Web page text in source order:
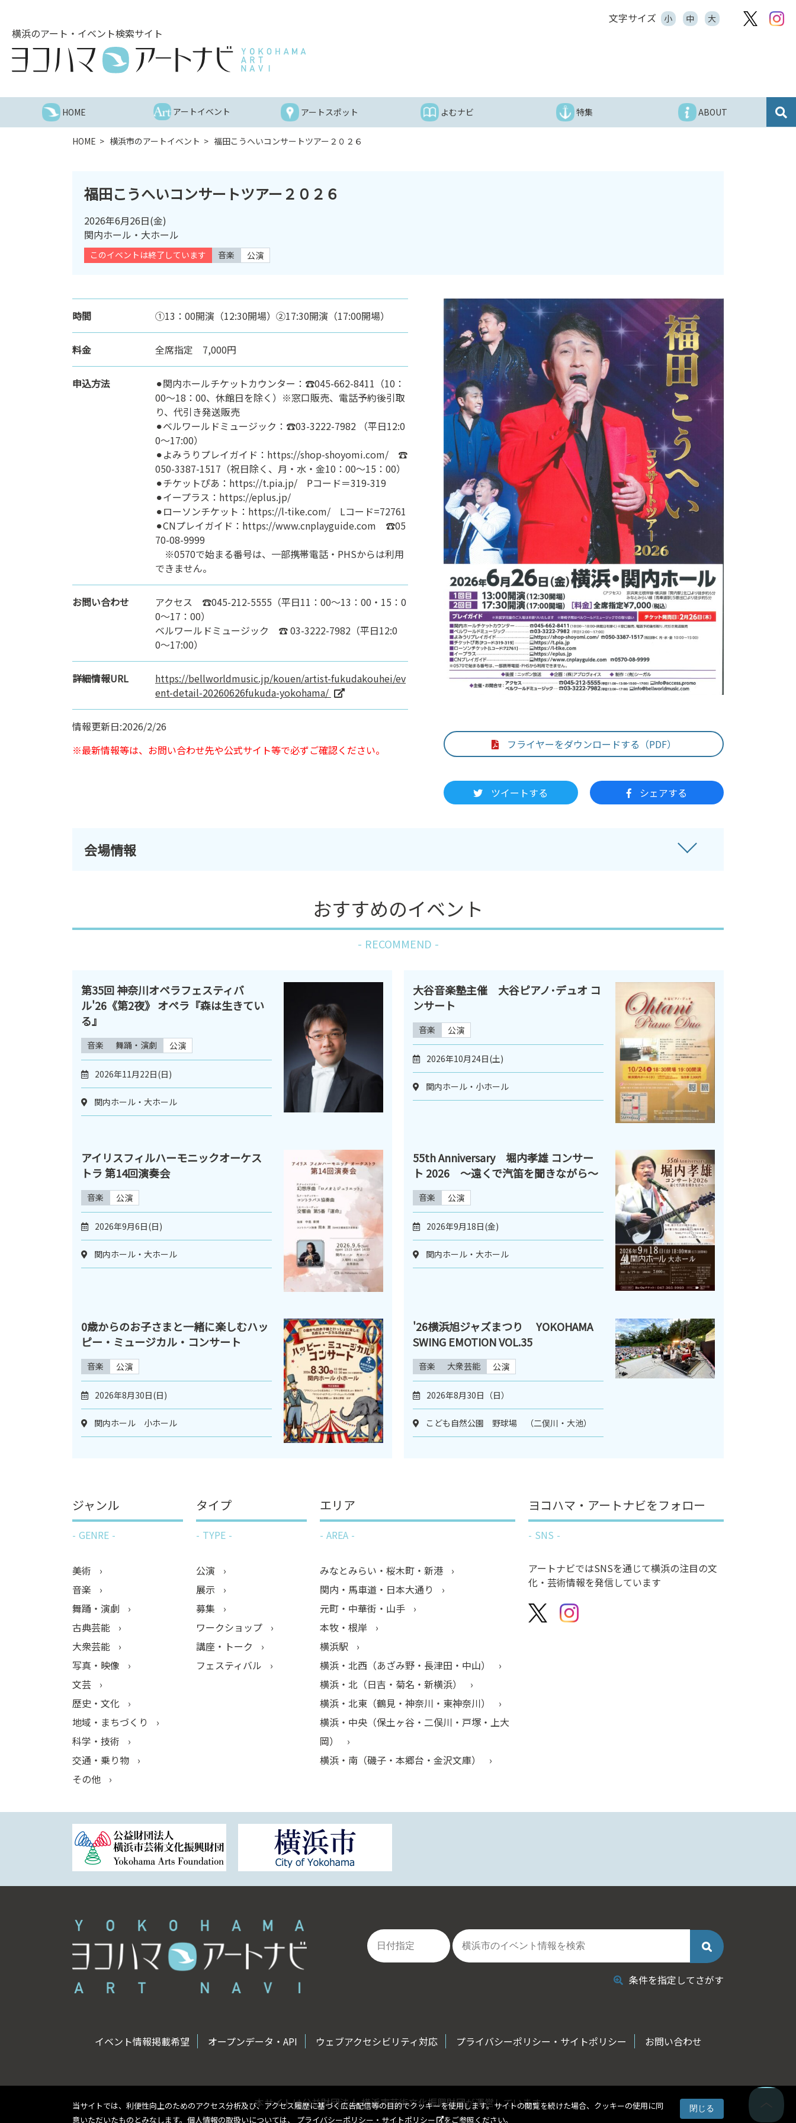
文字サイズ 小 中 大
横浜のアート・イベント検索サイト
HOME アートイベント アートスポット よむナビ 特集 ABOUT
HOME 横浜市のアートイベント 福田こうへいコンサートツアー２０２６
福田こうへいコンサートツアー２０２６
2026年6月26日(金)
関内ホール・大ホール
このイベントは終了しています 音楽 公演
フライヤーをダウンロードする（PDF）
ツイートする シェアする
時間 ①13：00開演（12:30開場）②17:30開演（17:00開場）
料金 全席指定 7,000円
申込方法
⚫︎関内ホールチケットカウンター：☎045-662-8411（10：
00～18：00、休館日を除く）※窓口販売、電話予約後引取
り、代引き発送販売
⚫︎ベルワールドミュージック：☎03-3222-7982 （平日12:0
0〜17:00）
⚫︎よみうりプレイガイド：https://shop-shoyomi.com/ ☎
050-3387-1517（祝日除く、月・水・金10：00～15：00）
⚫︎チケットぴあ：https://t.pia.jp/ Pコード＝319-319
⚫︎イープラス：https://eplus.jp/
⚫︎ローソンチケット：https://l-tike.com/ Lコード=72761
⚫︎CNプレイガイド：https://www.cnplayguide.com ☎05
70-08-9999
※0570で始まる番号は、一部携帯電話・PHSからは利用
できません。
お問い合わせ
アクセス ☎045-212-5555（平日11：00～13：00・15：0
0～17：00）
ベルワールドミュージック ☎ 03-3222-7982（平日12:0
0〜17:00）
詳細情報URL
https://bellworldmusic.jp/kouen/artist-fukudakouhei/ev
ent-detail-20260626fukuda-yokohama/
情報更新日:2026/2/26
※最新情報等は、お問い合わせ先や公式サイト等で必ずご確認ください。
会場情報
おすすめのイベント
RECOMMEND
第35回 神奈川オペラフェスティバ
ル'26《第2夜》 オペラ『森は生きてい
る』
音楽 舞踊・演劇 公演
2026年11月22日(日)
関内ホール・大ホール
大谷音楽塾主催 大谷ピアノ･デュオ コ
ンサート
音楽 公演
2026年10月24日(土)
関内ホール・小ホール
アイリスフィルハーモニックオーケス
トラ 第14回演奏会
音楽 公演
2026年9月6日(日)
関内ホール・大ホール
55th Anniversary 堀内孝雄 コンサー
ト 2026 ～遠くで汽笛を聞きながら～
音楽 公演
2026年9月18日(金)
関内ホール・大ホール
0歳からのお子さまと一緒に楽しむハッ
ピー・ミュージカル・コンサート
音楽 公演
2026年8月30日(日)
関内ホール 小ホール
'26横浜旭ジャズまつり YOKOHAMA
SWING EMOTION VOL.35
音楽 大衆芸能 公演
2026年8月30日（日）
こども自然公園 野球場 （二俣川・大池）
ジャンル
GENRE
美術
音楽
舞踊・演劇
古典芸能
大衆芸能
写真・映像
文芸
歴史・文化
地域・まちづくり
科学・技術
交通・乗り物
その他
タイプ
TYPE
公演
展示
募集
ワークショップ
講座・トーク
フェスティバル
エリア
AREA
みなとみらい・桜木町・新港
関内・馬車道・日本大通り
元町・中華街・山手
本牧・根岸
横浜駅
横浜・北西（あざみ野・長津田・中山）
横浜・北（日吉・菊名・新横浜）
横浜・北東（鶴見・神奈川・東神奈川）
横浜・中央（保土ヶ谷・二俣川・戸塚・上大
岡）
横浜・南（磯子・本郷台・金沢文庫）
ヨコハマ・アートナビをフォロー
SNS
アートナビではSNSを通じて横浜の注目の文
化・芸術情報を発信しています
当サイトでは、利便性向上のためのアクセス分析及び、アクセス履歴に基づく広告配信等の目的でクッキーを使用します。サイトの閲覧を続けた場合、クッキーの使用に同
意いただいたものとみなします。個人情報の取扱いについては、 プライバシーポリシー・サイトポリシー をご参照ください。
閉じる
イベント情報掲載希望 オープンデータ・API ウェブアクセシビリティ対応 プライバシーポリシー・サイトポリシー お問い合わせ
条件を指定してさがす
本サイトは公益財団法人 横浜市芸術文化振興財団が運営しています